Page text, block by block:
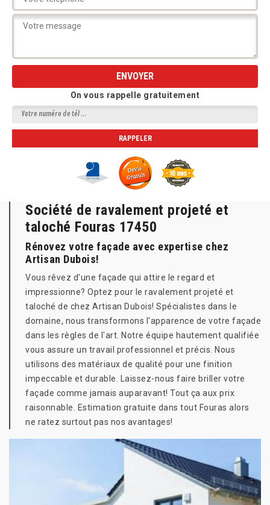
On vous rappelle gratuitement
Société de ravalement projeté et
taloché Fouras 17450
Rénovez votre façade avec expertise chez
Artisan Dubois!
Vous rêvez d'une façade qui attire le regard et
impressionne? Optez pour le ravalement projeté et
taloché de chez Artisan Dubois! Spécialistes dans le
domaine, nous transformons l'apparence de votre façade
dans les règles de l'art. Notre équipe hautement qualifiée
vous assure un travail professionnel et précis. Nous
utilisons des matériaux de qualité pour une finition
impeccable et durable. Laissez-nous faire briller votre
façade comme jamais auparavant! Tout ça aux prix
raisonnable. Estimation gratuite dans tout Fouras alors
ne ratez surtout pas nos avantages!